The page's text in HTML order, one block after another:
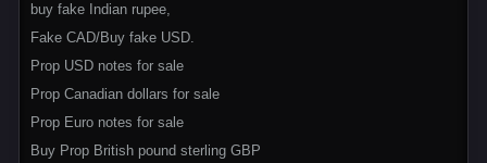
buy fake Indian rupee,
Fake CAD/Buy fake USD.
Prop USD notes for sale
Prop Canadian dollars for sale
Prop Euro notes for sale
Buy Prop British pound sterling GBP